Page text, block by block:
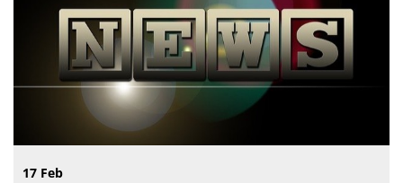
17 Feb